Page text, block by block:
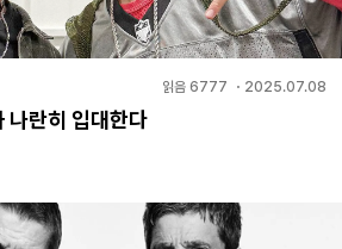
읽음 6777 ・ 2025.07.08
나란히 입대한다